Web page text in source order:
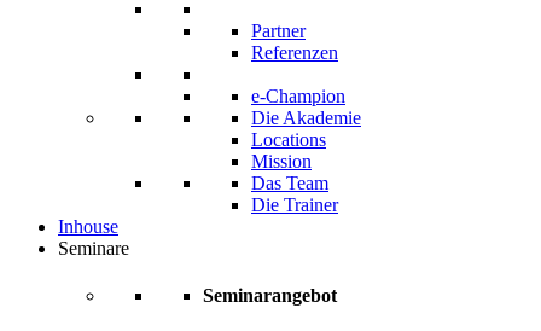
Partner
Referenzen
e-Champion
Die Akademie
Locations
Mission
Das Team
Die Trainer
Inhouse
Seminare
Seminarangebot